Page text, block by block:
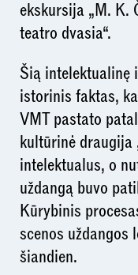
ekskursija „M. K.
teatro dvasia“.
Šią intelektualinę
istorinis faktas,
VMT pastato
kultūrinė draugija
intelektualus, o
uždangą buvo
Kūrybinis
scenos uždangos
šiandien.